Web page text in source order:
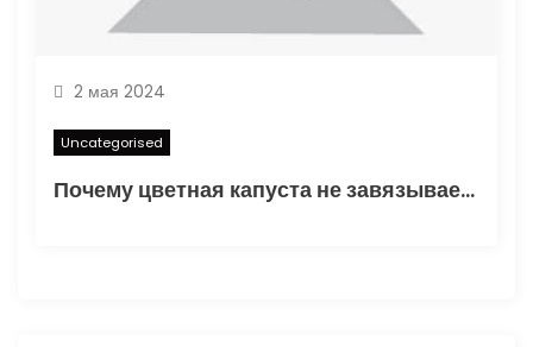
2 мая 2024
Uncategorised
Почему цветная капуста не завязывает в открытом грунте — основные факторы и способы решения проблемы